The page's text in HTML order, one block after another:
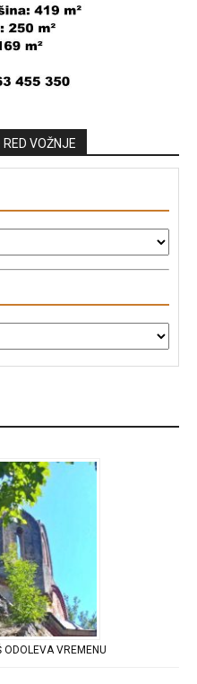
VOŽNJE
VREMENU